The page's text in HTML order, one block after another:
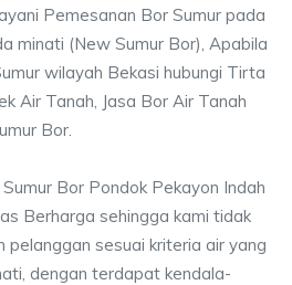
Pemesanan Bor Sumur pada
minati (New Sumur Bor), Apabila
wilayah Bekasi hubungi Tirta
Air Tanah, Jasa Bor Air Tanah
Bor.
Bor Pondok Pekayon Indah
Berharga sehingga kami tidak
pelanggan sesuai kriteria air yang
dengan terdapat kendala-